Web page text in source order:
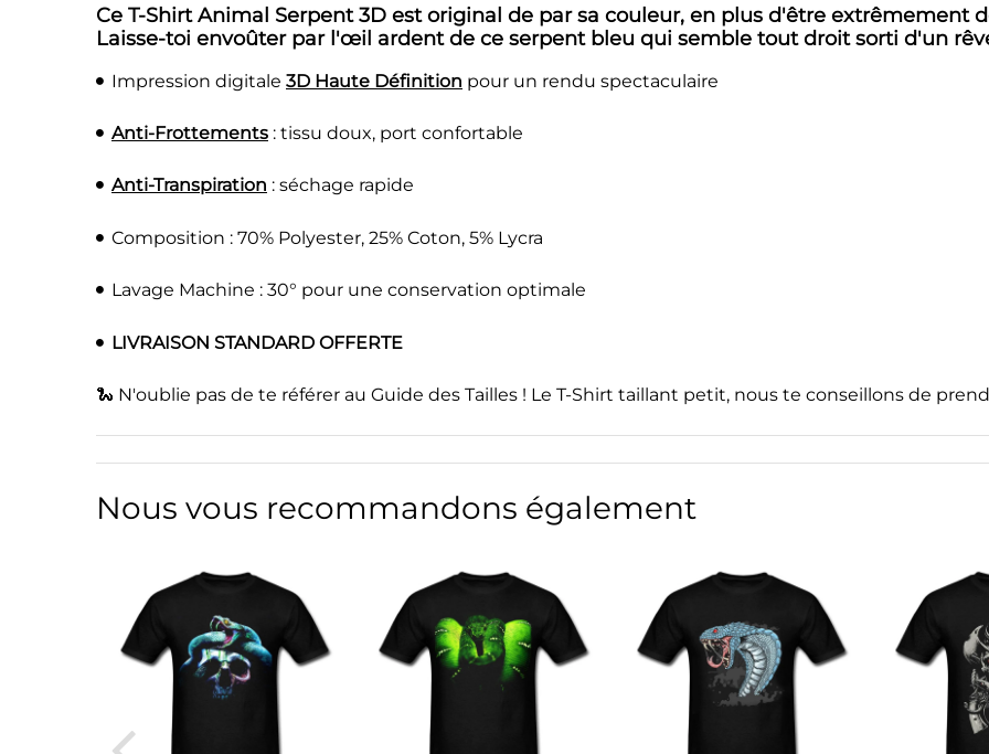
Ce T-Shirt Animal Serpent 3D est original de par sa couleur, en plus d'être extrêmement
Laisse-toi envoûter par l'œil ardent de ce serpent bleu qui semble tout droit sorti d'un
Impression digitale 3D Haute Définition pour un rendu spectaculaire
Anti-Frottements : tissu doux, port confortable
Anti-Transpiration : séchage rapide
Composition : 70% Polyester, 25% Coton, 5% Lycra
Lavage Machine : 30° pour une conservation optimale
LIVRAISON STANDARD OFFERTE
🐍 N'oublie pas de te référer au Guide des Tailles ! Le T-Shirt taillant petit, nous te conseillons de
Nous vous recommandons également